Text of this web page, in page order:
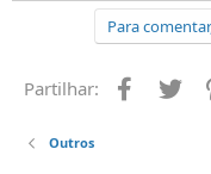
Para
Partilhar:
Outros